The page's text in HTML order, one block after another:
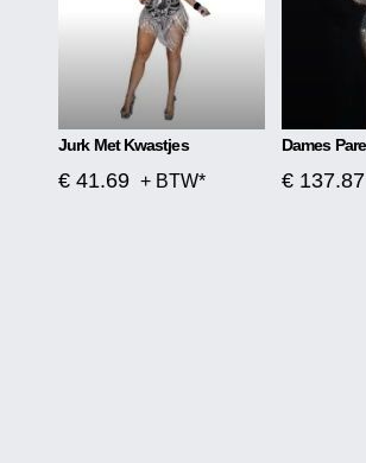
Jurk Met Kwastjes
€ 41.69 + BTW* € 137.87